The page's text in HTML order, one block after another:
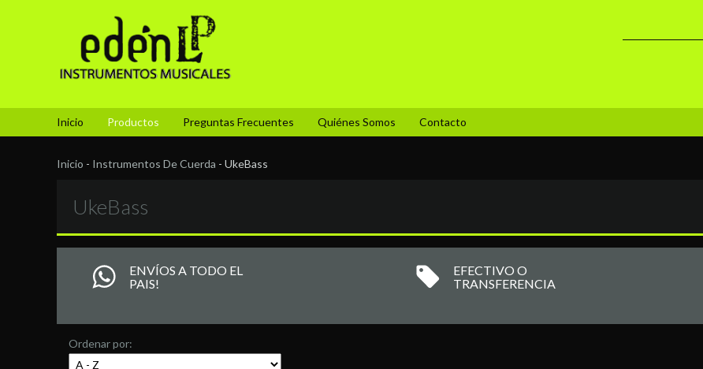
Inicio Productos Preguntas Frecuentes Quiénes Somos Contacto
Inicio - Instrumentos De Cuerda - UkeBass
UkeBass
ENVÍOS A TODO EL
PAIS!
EFECTIVO O
TRANSFERENCIA
Ordenar por: